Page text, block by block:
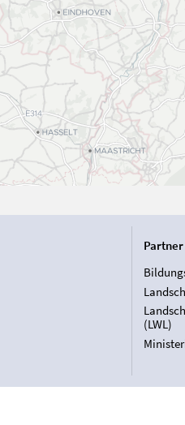
Partner
(LWL)